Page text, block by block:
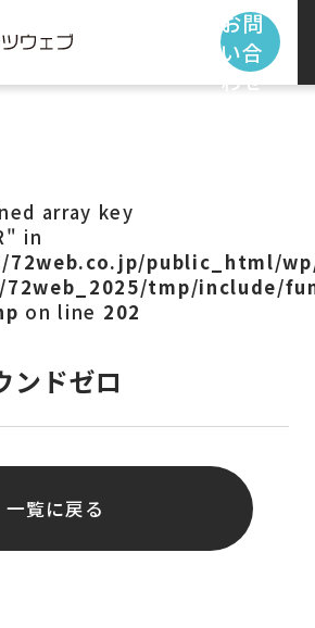
お問
い合
わせ
プライバシーポリシー
array key
in
72web.co.jp/public_html/
tmp/include/
on line 202
ンドゼロ
一覧に戻る